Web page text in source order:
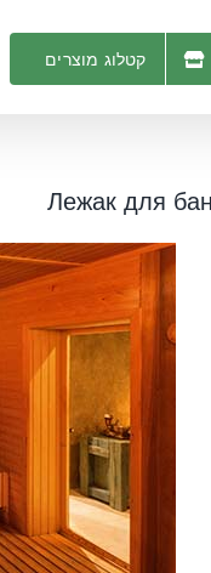
קטלוג מוצרים
Лежак для